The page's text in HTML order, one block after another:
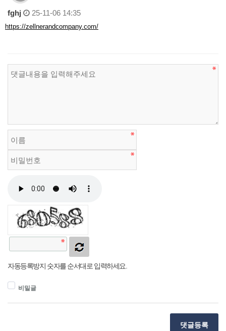
fghj 25-11-06 14:35
https://zellnerandcompany.com/
자동등록방지 숫자를 순서대로 입력하세요.
비밀글
댓글등록